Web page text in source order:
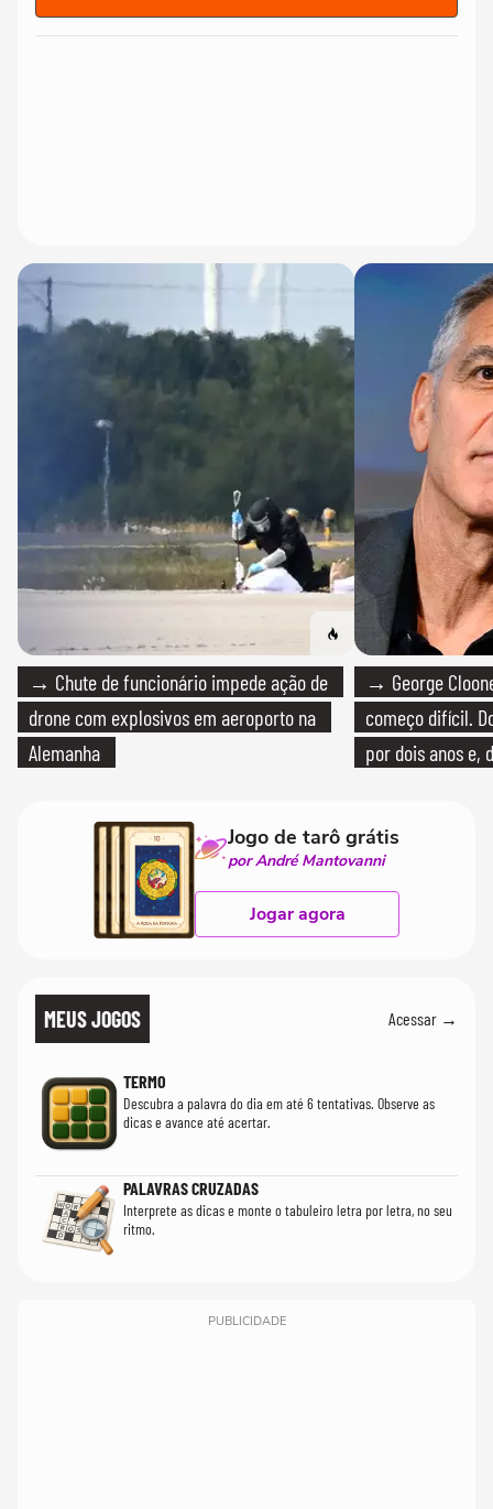
→ Chute de funcionário impede ação de
drone com explosivos em aeroporto na
Alemanha
→ George
começo difícil.
por dois anos e,
Jogo de tarô grátis
por André Mantovanni
Jogar agora
MEUS JOGOS Acessar →
TERMO
Descubra a palavra do dia em até 6 tentativas. Observe as
dicas e avance até acertar.
PALAVRAS CRUZADAS
Interprete as dicas e monte o tabuleiro letra por letra, no seu
ritmo.
PUBLICIDADE